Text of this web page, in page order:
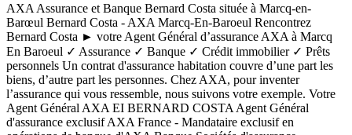
AXA Assurance et Banque Bernard Costa située à Marcq-en-
Barœul Bernard Costa - AXA Marcq-En-Baroeul Rencontrez
Bernard Costa ► votre Agent Général d’assurance AXA à Marcq
En Baroeul ✓ Assurance ✓ Banque ✓ Crédit immobilier ✓ Prêts
personnels Un contrat d'assurance habitation couvre d’une part les
biens, d’autre part les personnes. Chez AXA, pour inventer
l’assurance qui vous ressemble, nous suivons votre exemple. Votre
Agent Général AXA EI BERNARD COSTA Agent Général
d'assurance exclusif AXA France - Mandataire exclusif en